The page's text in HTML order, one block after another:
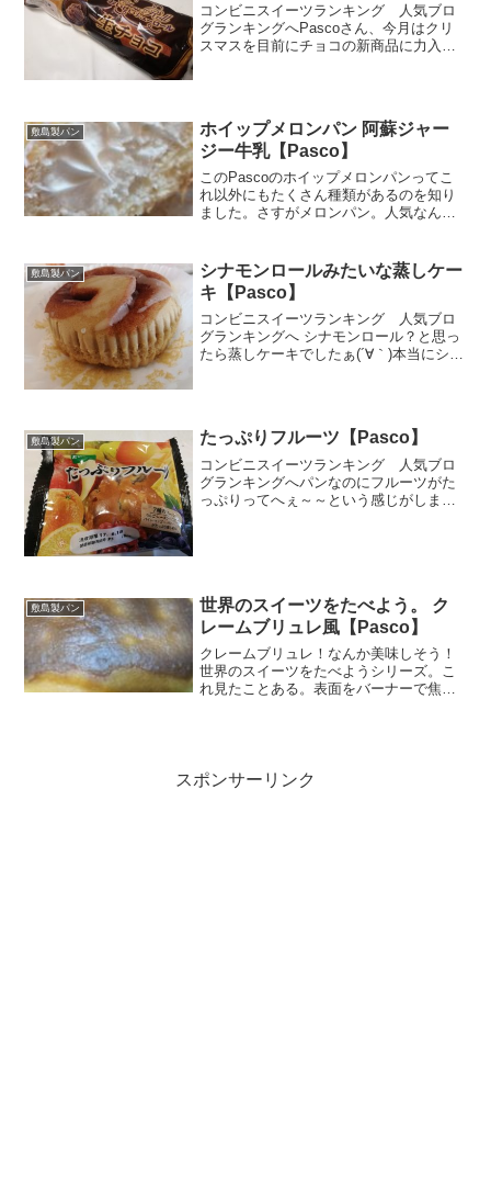
コンビニスイーツランキング 人気ブロ
グランキングへPascoさん、今月はクリ
スマスを目前にチョコの新商品に力入れ
敷島製パン
ホイップメロンパン 阿蘇ジャー
ジー牛乳【Pasco】
このPascoのホイップメロンパンってこ
れ以外にもたくさん種類があるのを知り
ました。さすがメロンパン。人気なんだ
るのは、食感苦手でも味とか好きなの多
いからｗこれ、他人が...
敷島製パン
シナモンロールみたいな蒸しケー
キ【Pasco】
コンビニスイーツランキング 人気ブロ
グランキングへ シナモンロール？と思っ
たら蒸しケーキでしたぁ(´∀｀)本当にシナ
敷島製パン たっぷりフルーツ【Pasco】
コンビニスイーツランキング 人気ブロ
グランキングへパンなのにフルーツがた
っぷりってへぇ～～という感じがしまし
敷島製パン
世界のスイーツをたべよう。 ク
レームブリュレ風【Pasco】
クレームブリュレ！なんか美味しそう！
世界のスイーツをたべようシリーズ。こ
れ見たことある。表面をバーナーで焦が
スポンサーリンク